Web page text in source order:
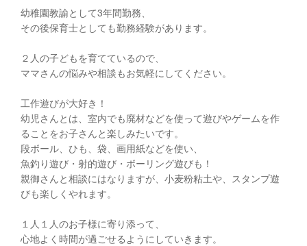
幼稚園教諭として3年間勤務、
その後保育士としても勤務経験があります。
２人の子どもを育てているので、
ママさんの悩みや相談もお気軽にしてください。
工作遊びが大好き！
幼児さんとは、室内でも廃材などを使って遊びやゲームを作
ることをお子さんと楽しみたいです。
段ボール、ひも、袋、画用紙などを使い、
魚釣り遊び・射的遊び・ボーリング遊びも！
親御さんと相談にはなりますが、小麦粉粘土や、スタンプ遊
びも楽しくやれます。
１人１人のお子様に寄り添って、
心地よく時間が過ごせるようにしていきます。